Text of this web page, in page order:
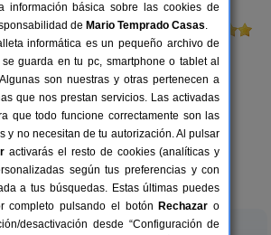
cerca de Gradefes
8+1 pers.
desde27 €
Rural Aguas Frías
Omañuela (León)
información básica sobre las cookies de
de Mario Temprado Casas.
informática es un pequeño archivo de
guarda en tu pc, smartphone o tablet al
son nuestras y otras pertenecen a
que nos prestan servicios. Las activadas
que todo funcione correctamente son las
y no necesitan de tu autorización. Al pulsar
activarás el resto de cookies (analíticas y
según tus preferencias y con
a tus búsquedas. Estas últimas puedes
completo pulsando el botón Rechazar o
desactivación desde “Configuración de